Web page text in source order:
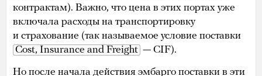
контрактам). Важно, что цена в этих портах уже
включала расходы на транспортировку
и страхование (так называемое условие поставки
Cost, Insurance and Freight — CIF).
Но после начала действия эмбарго поставки в эти